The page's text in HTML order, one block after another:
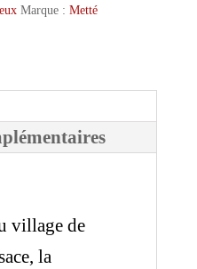
Marque : Metté
village de
la